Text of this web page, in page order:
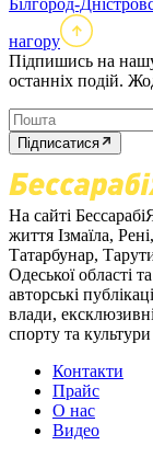
Білгород-
нагору
Підпишись на
останніх подій.
Підписатися
На сайті
життя Ізмаїла,
Татарбунар,
Одеської області
авторські
влади,
спорту та
Контакти
Прайс
О нас
Видео